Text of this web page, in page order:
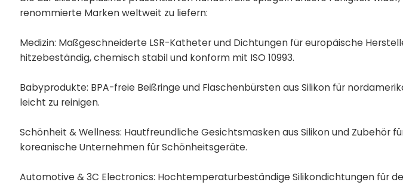
renommierte Marken weltweit zu liefern:
Medizin: Maßgeschneiderte LSR-Katheter und Dichtungen für europäische
hitzebeständig, chemisch stabil und konform mit ISO 10993.
Babyprodukte: BPA-freie Beißringe und Flaschenbürsten aus Silikon für
leicht zu reinigen.
Schönheit & Wellness: Hautfreundliche Gesichtsmasken aus Silikon und Zubehör
koreanische Unternehmen für Schönheitsgeräte.
Automotive & 3C Electronics: Hochtemperaturbeständige Silikondichtungen für